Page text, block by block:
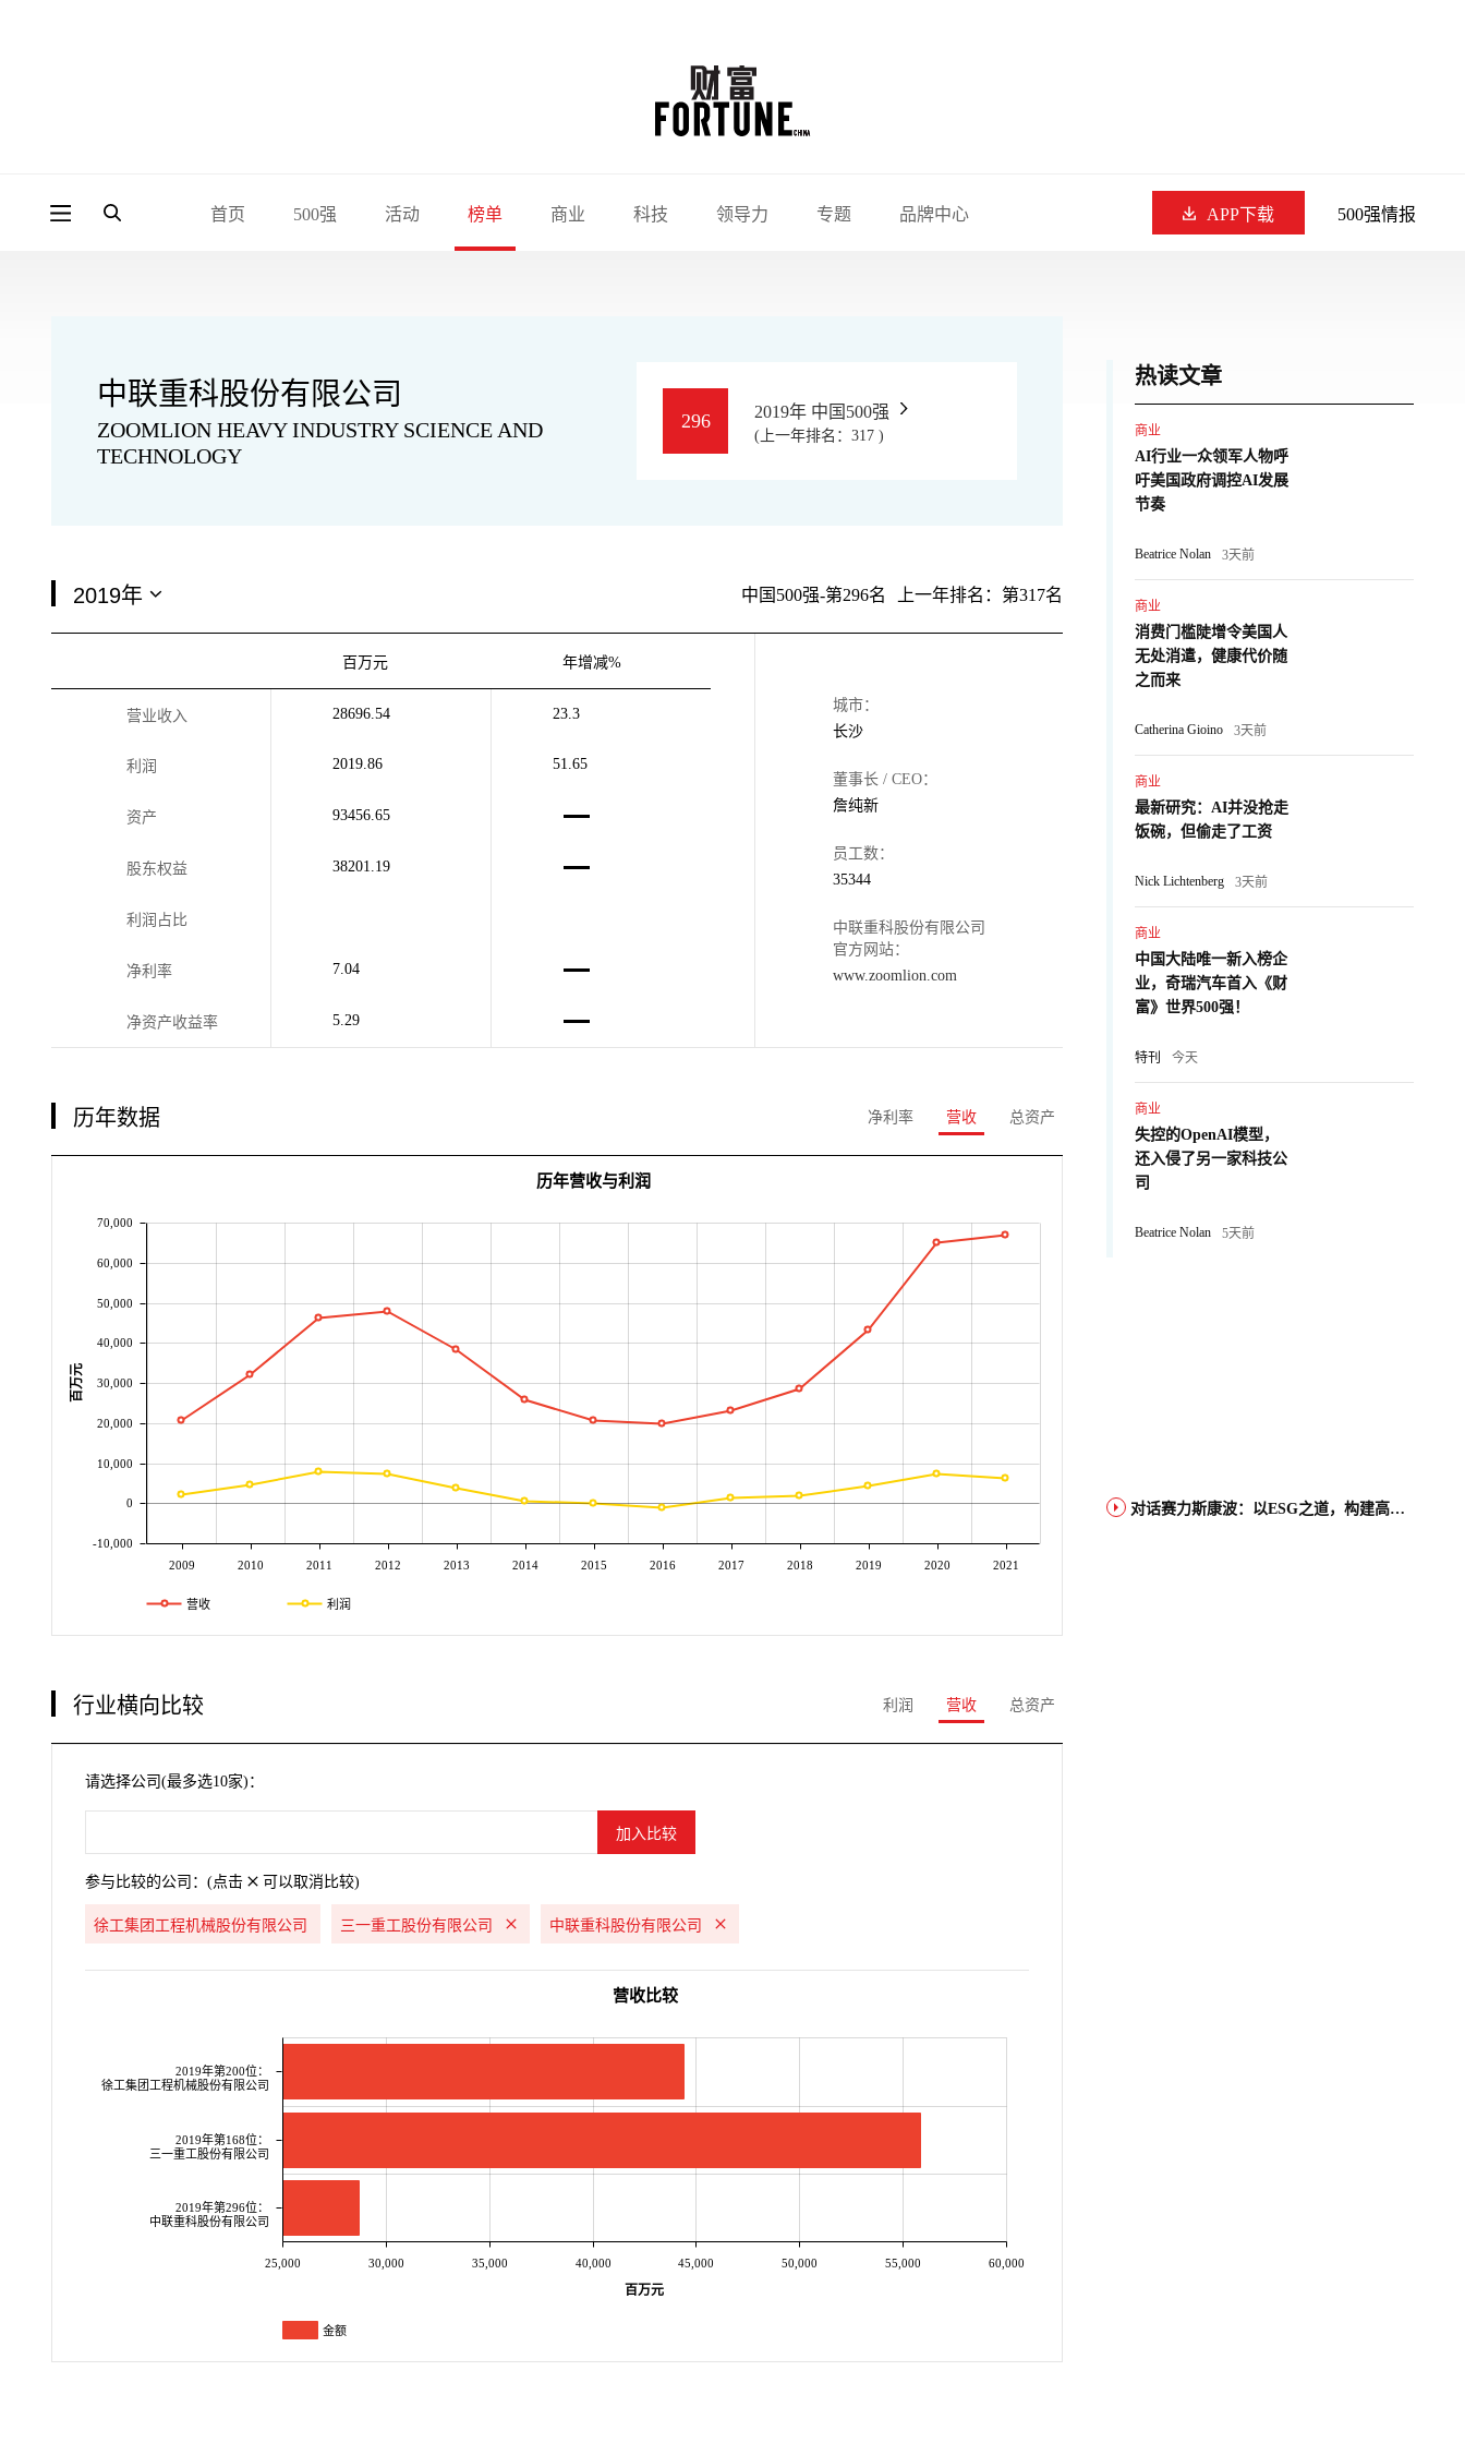
首页 500强 活动 榜单 商业 科技 领导力 专题 品牌中心 APP下载 500强情报
中联重科股份有限公司
ZOOMLION HEAVY INDUSTRY SCIENCE AND
TECHNOLOGY
296 2019年 中国500强
(上一年排名：317 )
中国500强-第296名 上一年排名：第317名
百万元 年增减%
营业收入 28696.54 23.3
利润 2019.86 51.65
资产 93456.65
股东权益 38201.19
利润占比
净利率 7.04
净资产收益率 5.29
城市：
长沙
董事长 / CEO：
詹纯新
员工数：
35344
中联重科股份有限公司
官方网站：
www.zoomlion.com
历年数据 净利率 营收 总资产
2009 2010 2011 2012 2013 2014 2015 2016 2017 2018 2019 2020 2021
-10,000
0
10,000
20,000
30,000
40,000
50,000
60,000
70,000
百万元
历年营收与利润
营收 利润
行业横向比较 利润 营收 总资产
请选择公司(最多选10家)：
参与比较的公司：(点击 可以取消比较)
徐工集团工程机械股份有限公司 三一重工股份有限公司 中联重科股份有限公司
2019年第200位：
徐工集团工程机械股份有限公司
2019年第168位：
三一重工股份有限公司
2019年第296位：
中联重科股份有限公司
25,000 30,000 35,000 40,000 45,000 50,000 55,000 60,000
百万元
营收比较
金额
热读文章
商业
AI行业一众领军人物呼
吁美国政府调控AI发展
节奏
Beatrice Nolan 3天前
商业
消费门槛陡增令美国人
无处消遣，健康代价随
之而来
Catherina Gioino 3天前
商业
最新研究：AI并没抢走
饭碗，但偷走了工资
Nick Lichtenberg 3天前
商业
中国大陆唯一新入榜企
业，奇瑞汽车首入《财
富》世界500强！
特刊 今天
商业
失控的OpenAI模型，
还入侵了另一家科技公
司
Beatrice Nolan 5天前
对话赛力斯康波：以ESG之道，构建高端智能汽车品牌全球竞争力